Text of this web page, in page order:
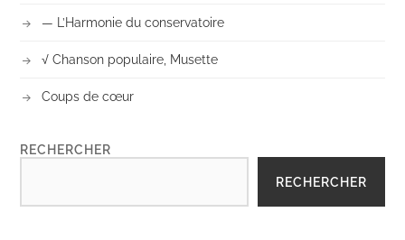
— L’Harmonie du conservatoire
√ Chanson populaire, Musette
Coups de cœur
RECHERCHER
RECHERCHER